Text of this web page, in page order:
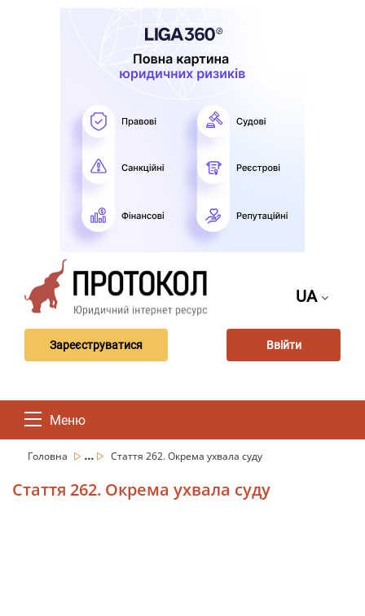
UA
Зареєструватися Ввійти
Меню
Головна ... Стаття 262. Окрема ухвала суду
Стаття 262. Окрема ухвала суду